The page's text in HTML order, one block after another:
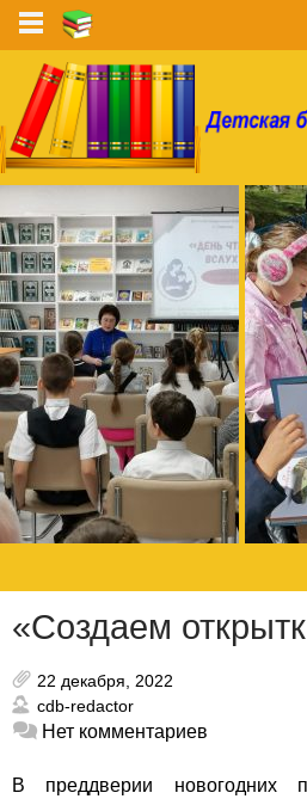
«Создаем
22 декабря, 2022
cdb-redactor
Нет комментариев
В преддверии новогодних